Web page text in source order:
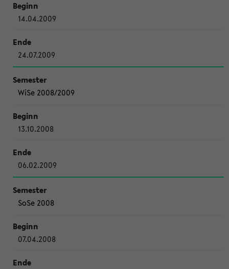
14.04.2009
24.07.2009
WiSe 2008/2009
13.10.2008
06.02.2009
SoSe 2008
07.04.2008